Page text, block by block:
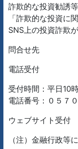
詐欺的な投資勧誘
「詐欺的な投資に
SNS上の投資詐欺
問合せ先
電話受付
受付時間：平日10
電話番号：０５７
ウェブサイト受付
（注）金融行政等